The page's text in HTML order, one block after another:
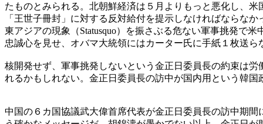
たものとみられる。北朝鮮経済は５月よりもっと悪化し、
「王世子冊封」に対する反対給付を提示しなければならな
東アジアの現象（Statusquo）を振さぶる危ない軍事挑発で
忠誠心を見せ、オバマ大統領にはカーター氏に手紙１枚送
核開発せず、軍事挑発しないという金正日委員長の約束は
れるかもしれない。金正日委員長の訪中が国内用という韓
中国の６カ国協議武大偉首席代表が金正日委員長の訪中期